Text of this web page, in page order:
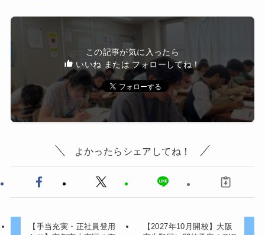
この記事が気に入ったら
いいね または フォローしてね！
よかったらシェアしてね！
【手当充実・正社員登用
【2027年10月開校】大阪